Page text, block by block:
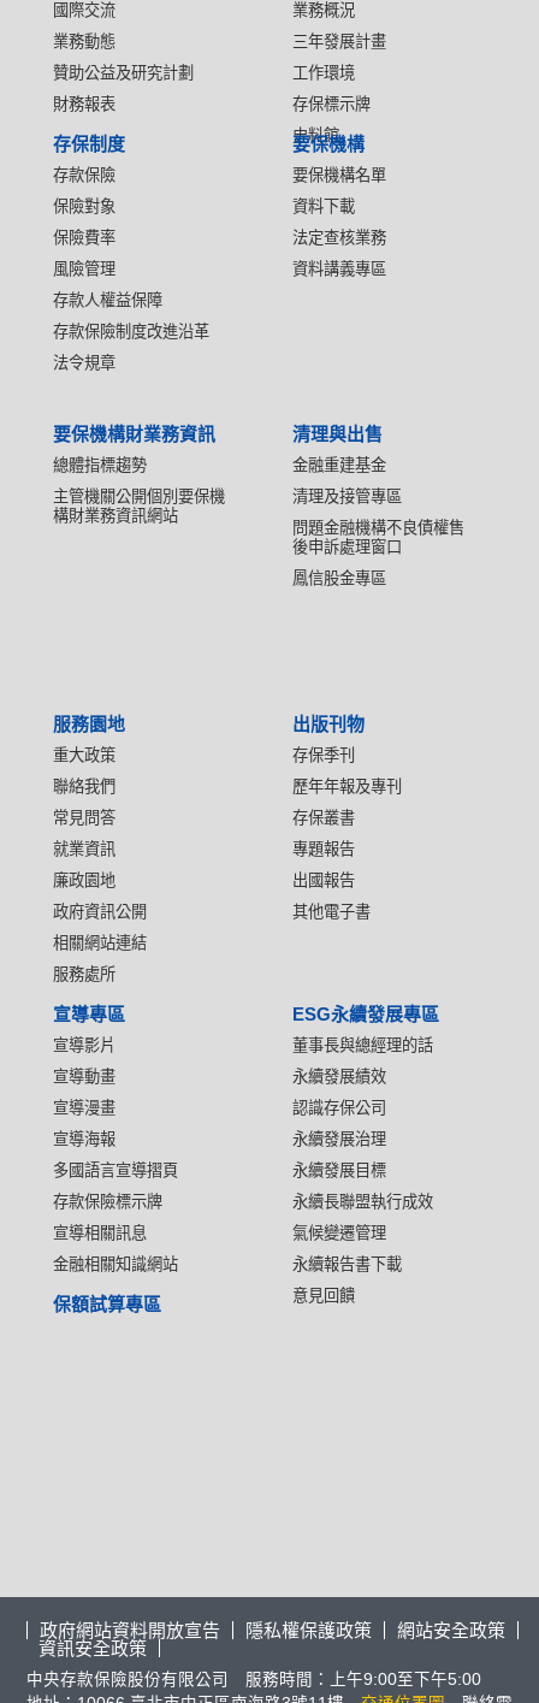
國際交流
業務動態
贊助公益及研究計劃
財務報表
業務概況
三年發展計畫
工作環境
存保標示牌
史料館
存保制度
存款保險
保險對象
保險費率
風險管理
存款人權益保障
存款保險制度改進沿革
法令規章
要保機構
要保機構名單
資料下載
法定查核業務
資料講義專區
要保機構財業務資訊
總體指標趨勢
主管機關公開個別要保機
構財業務資訊網站
清理與出售
金融重建基金
清理及接管專區
問題金融機構不良債權售
後申訴處理窗口
鳳信股金專區
服務園地
重大政策
聯絡我們
常見問答
就業資訊
廉政園地
政府資訊公開
相關網站連結
服務處所
出版刊物
存保季刊
歷年年報及專刊
存保叢書
專題報告
出國報告
其他電子書
宣導專區
宣導影片
宣導動畫
宣導漫畫
宣導海報
多國語言宣導摺頁
存款保險標示牌
宣導相關訊息
金融相關知識網站
ESG永續發展專區
董事長與總經理的話
永續發展績效
認識存保公司
永續發展治理
永續發展目標
永續長聯盟執行成效
氣候變遷管理
永續報告書下載
意見回饋
保額試算專區
政府網站資料開放宣告 隱私權保護政策
網站安全政策
資訊安全政策
中央存款保險股份有限公司 服務時間：上午9:00至下午5:00